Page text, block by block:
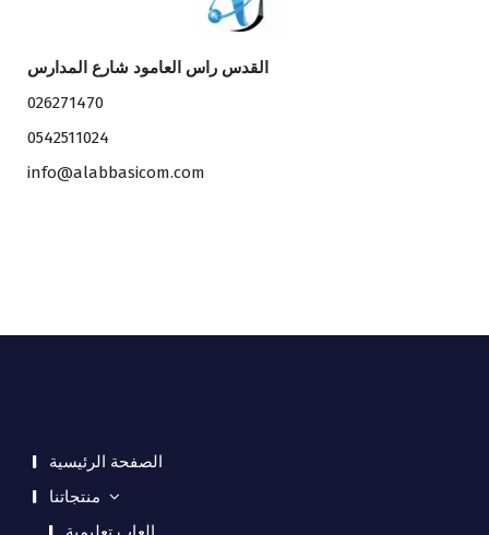
القدس راس العامود شارع المدارس
026271470
0542511024
info@alabbasicom.com
الصفحة الرئيسية
منتجاتنا